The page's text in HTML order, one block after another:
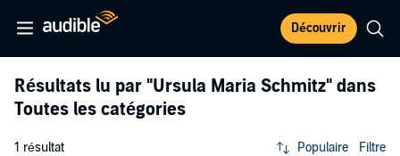
Découvrir
Résultats lu par "Ursula Maria Schmitz" dans
Toutes les catégories
1 résultat Populaire Filtre